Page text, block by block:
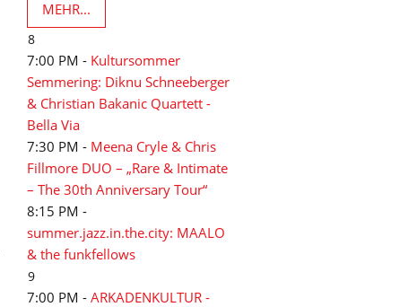
MEHR...
8
7:00 PM - Kultursommer
Semmering: Diknu Schneeberger
& Christian Bakanic Quartett -
Bella Via
7:30 PM - Meena Cryle & Chris
Fillmore DUO – „Rare & Intimate
– The 30th Anniversary Tour“
8:15 PM -
summer.jazz.in.the.city: MAALO
& the funkfellows
9
7:00 PM - ARKADENKULTUR -